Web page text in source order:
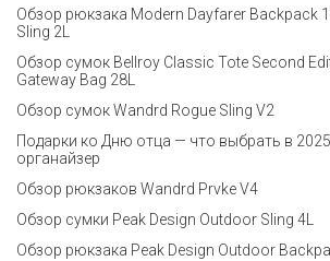
Обзор рюкзака Modern Dayfarer Backpack
Sling 2L
Обзор сумок Bellroy Classic Tote Second
Gateway Bag 28L
Обзор сумок Wandrd Rogue Sling V2
Подарки ко Дню отца — что выбрать в
органайзер
Обзор рюкзаков Wandrd Prvke V4
Обзор сумки Peak Design Outdoor Sling 4L
Обзор рюкзака Peak Design Outdoor